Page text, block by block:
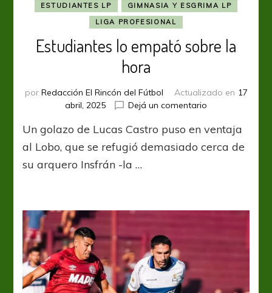
ESTUDIANTES LP
GIMNASIA Y ESGRIMA LP
LIGA PROFESIONAL
Estudiantes lo empató sobre la
hora
por Redacción El Rincón del Fútbol Actualizado en 17
abril, 2025
Dejá un comentario
lo
empató
Un golazo de Lucas Castro puso en ventaja
al Lobo, que se refugió demasiado cerca de
su arquero Insfrán -la …